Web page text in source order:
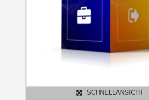
SCHNELLANSICHT